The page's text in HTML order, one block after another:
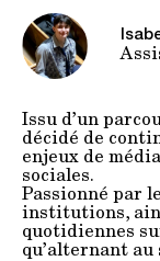
Issu d’un
décidé de
enjeux de
sociales.
Passionné par
institutions,
quotidiennes
qu’alternant au